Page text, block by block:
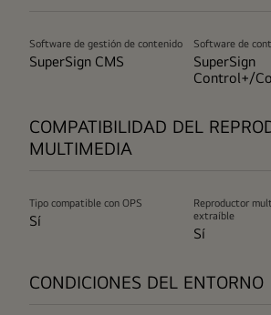
Software de gestión de contenido
SuperSign CMS
Software de
SuperSign
Control+/
COMPATIBILIDAD DEL
MULTIMEDIA
Tipo compatible con OPS
Sí
Reproductor
extraíble
Sí
CONDICIONES DEL ENTORNO